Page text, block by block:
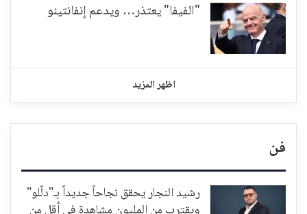
"الفيفا" يعتذر… ويدعم إنفانتينو
اظهر المزيد
فن
رشيد النجار يحقق نجاحاً جديداً بـ"دلّلو"